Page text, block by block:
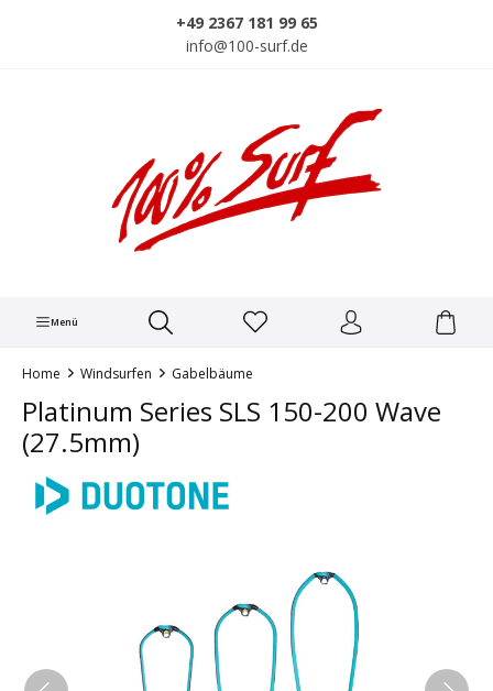
+49 2367 181 99 65
info@100-surf.de
Menü
Home Windsurfen Gabelbäume
Platinum Series SLS 150-200 Wave
(27.5mm)